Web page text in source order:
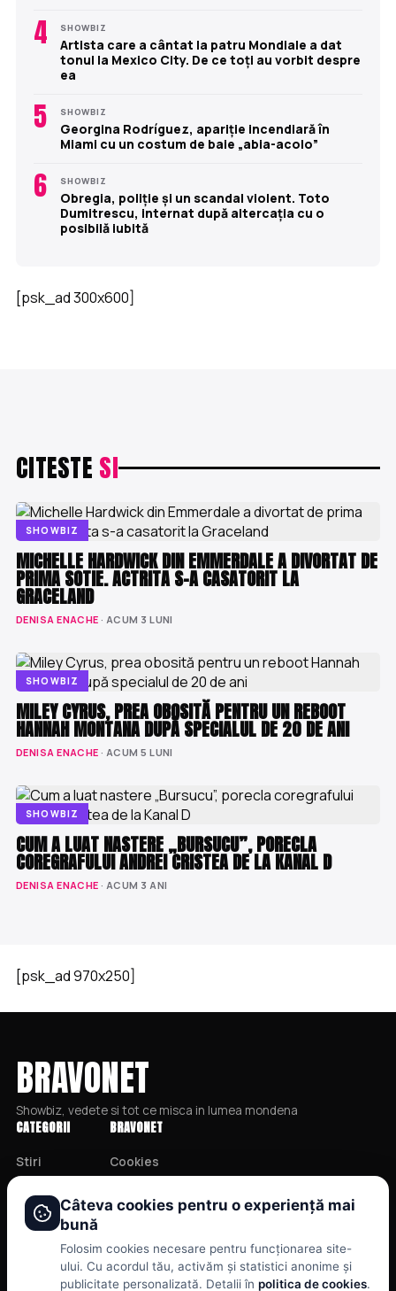
4 SHOWBIZ
Artista care a cântat la patru Mondiale a dat
tonul la Mexico City. De ce toți au vorbit despre
ea
5 SHOWBIZ
Georgina Rodríguez, apariție incendiară în
Miami cu un costum de baie „abia-acolo”
6 SHOWBIZ
Obregia, poliție și un scandal violent. Toto
Dumitrescu, internat după altercația cu o
posibilă iubită
[psk_ad 300x600]
CITESTE SI
SHOWBIZ
MICHELLE HARDWICK DIN EMMERDALE A DIVORTAT DE
PRIMA SOTIE. ACTRITA S-A CASATORIT LA
GRACELAND
DENISA ENACHE · ACUM 3 LUNI
SHOWBIZ
MILEY CYRUS, PREA OBOSITĂ PENTRU UN REBOOT
HANNAH MONTANA DUPĂ SPECIALUL DE 20 DE ANI
DENISA ENACHE · ACUM 5 LUNI
SHOWBIZ
CUM A LUAT NASTERE „BURSUCU”, PORECLA
COREGRAFULUI ANDREI CRISTEA DE LA KANAL D
DENISA ENACHE · ACUM 3 ANI
[psk_ad 970x250]
BRAVONET
Showbiz, vedete si tot ce misca in lumea mondena
CATEGORII
Stiri
Publicitate
Lifestyle
Health & Beauty
Casa si Gradina
BRAVONET
Cookies
Politica De Confidentialitate
Termeni și Condiții
Câteva cookies pentru o experiență mai
bună
Folosim cookies necesare pentru funcționarea site-
ului. Cu acordul tău, activăm și statistici anonime și
publicitate personalizată. Detalii în politica de cookies.